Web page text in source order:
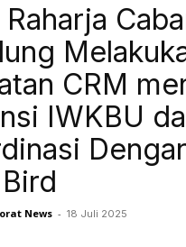
CRM
IWKBU
News - 18 Juli 2025